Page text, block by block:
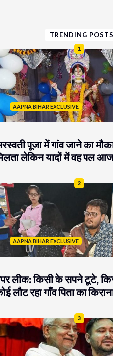
TRENDING POSTS
1
AAPNA BIHAR EXCLUSIVE
पूजा में गांव जाने का
लेकिन यादों में वह पल आज
2
AAPNA BIHAR EXCLUSIVE
लीक: किसी के सपने टूटे,
लौट रहा गाँव पिता का
3